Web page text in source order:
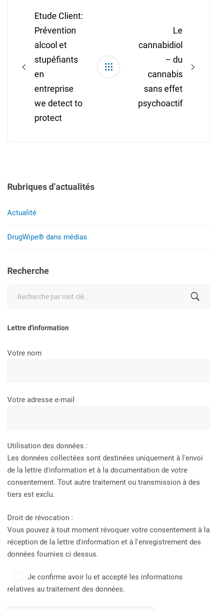
Rubriques d’actualités
Actualité
DrugWipe® dans médias
Recherche
Lettre d'information
Votre nom
Votre adresse e-mail
Utilisation des données :
Les données collectées sont destinées uniquement à l'envoi
de la lettre d'information et à la documentation de votre
consentement. Tout autre traitement ou transmission à des
tiers est exclu.
Droit de révocation :
Vous pouvez à tout moment révoquer votre consentement à la
réception de la lettre d'information et à l'enregistrement des
données fournies ci dessus.
Je confirme avoir lu et accepté les informations
relatives au traitement des données.
navigation
Etude Client:
Prévention
alcool et
stupéfiants
en
entreprise
we detect to
protect
Le
cannabidiol
– du
cannabis
sans effet
psychoactif